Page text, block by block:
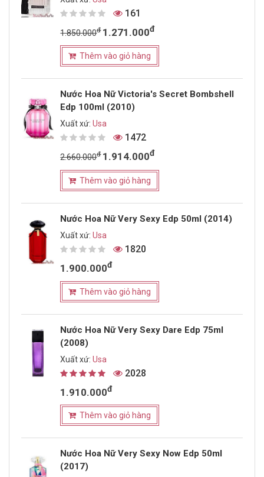
161
1.850.000đ 1.271.000đ
Thêm vào giỏ hàng
Nước Hoa Nữ Victoria's Secret Bombshell
Edp 100ml (2010)
Xuất xứ:Usa
1472
2.660.000đ 1.914.000đ
Thêm vào giỏ hàng
Nước Hoa Nữ Very Sexy Edp 50ml (2014)
Xuất xứ:Usa
1820
1.900.000đ
Thêm vào giỏ hàng
Nước Hoa Nữ Very Sexy Dare Edp 75ml
(2008)
Xuất xứ:Usa
2028
1.910.000đ
Thêm vào giỏ hàng
Nước Hoa Nữ Very Sexy Now Edp 50ml
(2017)